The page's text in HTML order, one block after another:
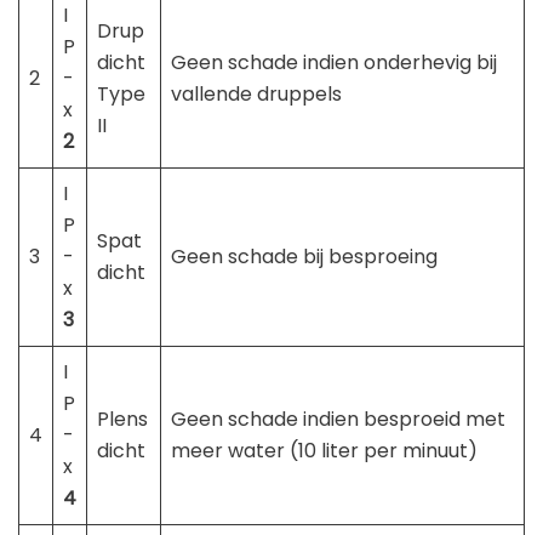
2
I
P
-
x
2
Drup
dicht
Type
II
Geen schade indien onderhevig bij
vallende druppels
3
I
P
-
x
3
Spat
dicht
Geen schade bij besproeing
4
I
P
-
x
4
Plens
dicht
Geen schade indien besproeid met
meer water (10 liter per minuut)